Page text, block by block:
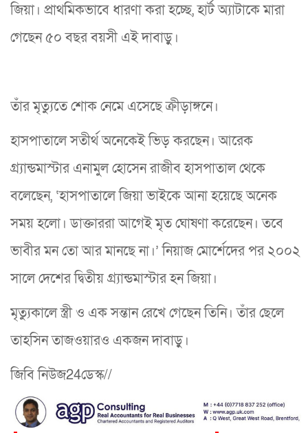
জিয়া। প্রাথমিকভাবে ধারণা করা হচ্ছে, হার্ট অ্যাটাকে মারা
গেছেন ৫০ বছর বয়সী এই দাবাড়ু।
তাঁর মৃত্যুতে শোক নেমে এসেছে ক্রীড়াঙ্গনে।
হাসপাতালে সতীর্থ অনেকেই ভিড় করছেন। আরেক
গ্র্যান্ডমাস্টার এনামুল হোসেন রাজীব হাসপাতাল থেকে
বলেছেন, ‘হাসপাতালে জিয়া ভাইকে আনা হয়েছে অনেক
সময় হলো। ডাক্তাররা আগেই মৃত ঘোষণা করেছেন। তবে
ভাবীর মন তো আর মানছে না।’ নিয়াজ মোর্শেদের পর ২০০২
সালে দেশের দ্বিতীয় গ্র্যান্ডমাস্টার হন জিয়া।
মৃত্যুকালে স্ত্রী ও এক সন্তান রেখে গেছেন তিনি। তাঁর ছেলে
তাহসিন তাজওয়ারও একজন দাবাড়ু।
জিবি নিউজ24ডেস্ক//